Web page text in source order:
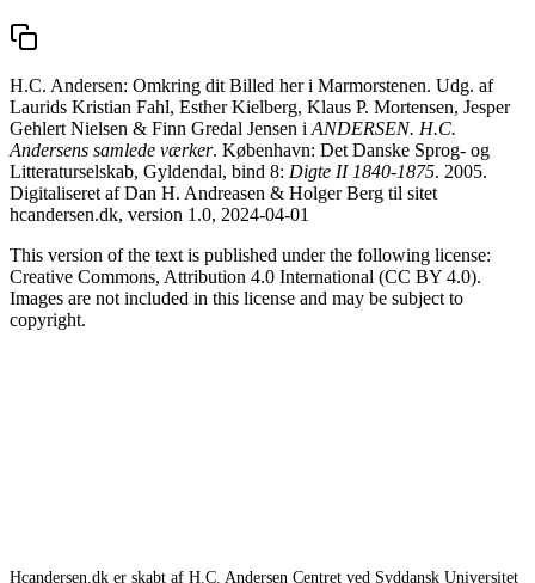
H.C. Andersen: Omkring dit Billed her i Marmorstenen. Udg. af
Laurids Kristian Fahl, Esther Kielberg, Klaus P. Mortensen, Jesper
Gehlert Nielsen & Finn Gredal Jensen i ANDERSEN. H.C.
Andersens samlede værker. København: Det Danske Sprog- og
Litteraturselskab, Gyldendal, bind 8: Digte II 1840-1875. 2005.
Digitaliseret af Dan H. Andreasen & Holger Berg til sitet
hcandersen.dk, version 1.0, 2024-04-01
This version of the text is published under the following license:
Creative Commons, Attribution 4.0 International (CC BY 4.0).
Images are not included in this license and may be subject to
copyright.
Hcandersen.dk er skabt af H.C. Andersen Centret ved Syddansk Universitet